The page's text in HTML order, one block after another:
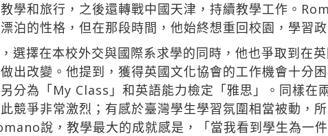
學和旅行，之後還轉戰中國天津，持續教學工作。
泊的性格，但在那段時間，他始終想重回校園，學習
選擇在本校外交與國際系求學的同時，他也爭取到在
出改變。他提到，獲得英國文化協會的工作機會十分
分為「My Class」和英語能力檢定「雅思」。同樣在
競爭非常激烈；有感於臺灣學生學習氛圍相當被動，
說，教學最大的成就感是，「當我看到學生為一